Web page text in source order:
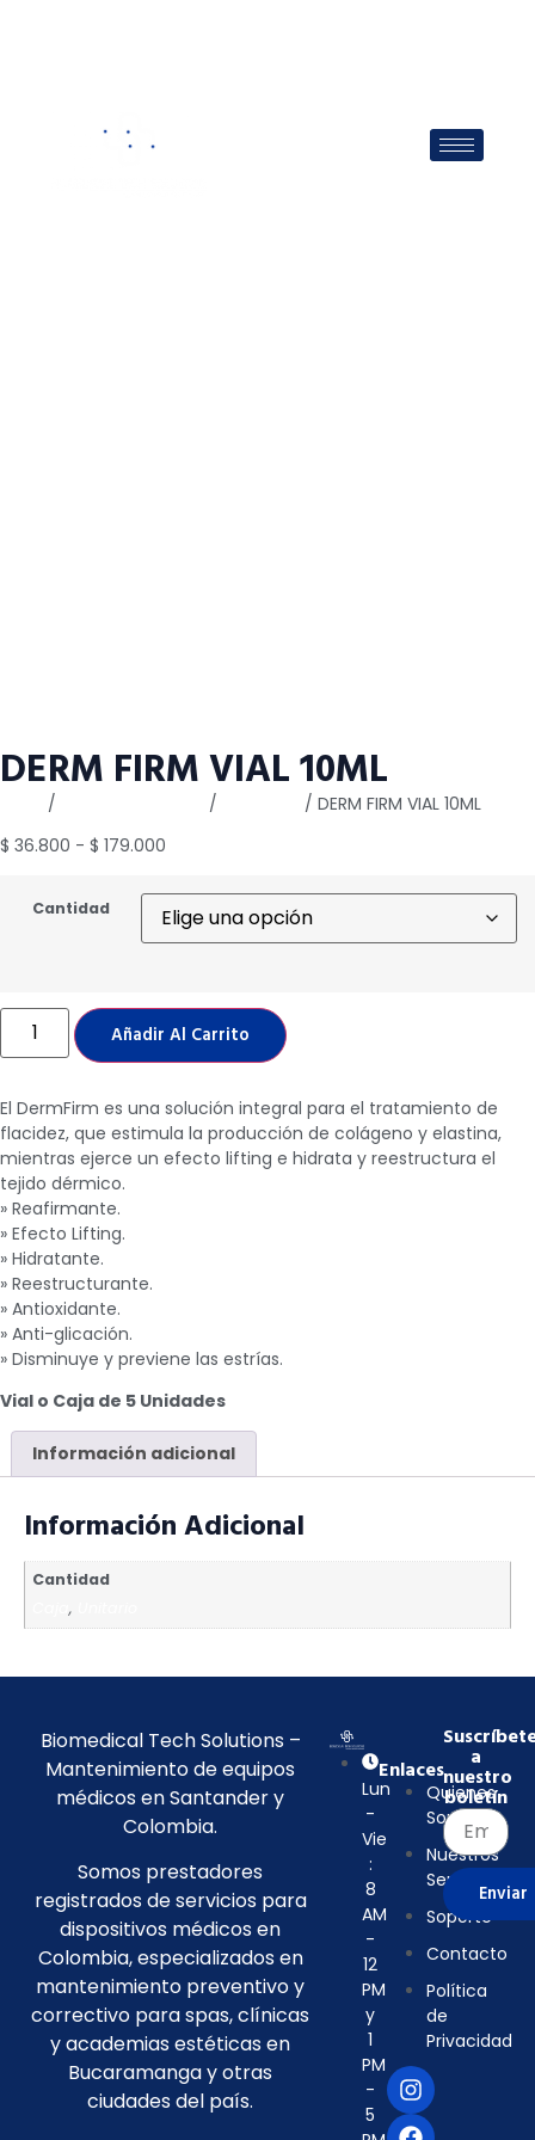
DERM FIRM VIAL 10ML
/ /
/ DERM FIRM VIAL 10ML
$ 36.800 - $ 179.000
Cantidad
Añadir Al Carrito
El DermFirm es una solución integral para el tratamiento de
flacidez, que estimula la producción de colágeno y elastina,
mientras ejerce un efecto lifting e hidrata y reestructura el
tejido dérmico.
» Reafirmante.
» Efecto Lifting.
» Hidratante.
» Reestructurante.
» Antioxidante.
» Anti-glicación.
» Disminuye y previene las estrías.
Vial o Caja de 5 Unidades
Información adicional
Información Adicional
Cantidad
Caja,
Biomedical Tech Solutions –
Mantenimiento de equipos
médicos en Santander y
Colombia.
Somos prestadores
registrados de servicios para
dispositivos médicos en
Colombia, especializados en
mantenimiento preventivo y
correctivo para spas, clínicas
y academias estéticas en
Bucaramanga y otras
ciudades del país.
Lun
-
Vie
:
8
AM
-
12
PM
y
1
PM
-
5
Enlaces
Quienes
Somos
Nuestros
Servicios
Soporte
Contacto
Política
de
Privacidad
a
nuestro
boletín
Enviar